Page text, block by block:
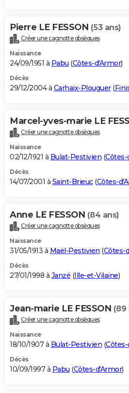
Pierre LE FESSON (53 ans)
Créer une cagnotte obsèques
Naissance
24/09/1951 à Pabu (Côtes-d'Armor)
Décès
29/12/2004 à Carhaix-Plouguer(
Marcel-yves-marie LE
Créer une cagnotte obsèques
Naissance
02/12/1921 à Bulat-Pestivien (
Décès
14/07/2001 à Saint-Brieuc(Côtes-
Anne LE FESSON (84 ans)
Créer une cagnotte obsèques
Naissance
31/05/1913 à Maël-Pestivien (Côtes-
Décès
27/01/1998 à Janzé (Ille-et-Vilaine)
Jean-marie LE FESSON (89
Créer une cagnotte obsèques
Naissance
18/10/1907 à Bulat-Pestivien (
Décès
10/09/1997 à Pabu (Côtes-d'Armor)